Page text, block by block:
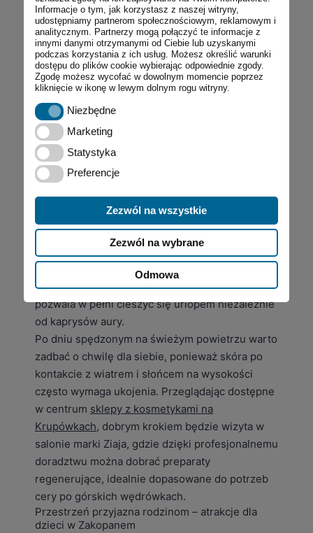
Informacje o tym, jak korzystasz z naszej witryny,
udostępniamy partnerom społecznościowym, reklamowym i
analitycznym. Partnerzy mogą połączyć te informacje z
innymi danymi otrzymanymi od Ciebie lub uzyskanymi
podczas korzystania z ich usług. Możesz określić warunki
dostępu do plików cookie wybierając odpowiednie zgody.
Zgodę możesz wycofać w dowolnym momencie poprzez
kliknięcie w ikonę w lewym dolnym rogu witryny.
Niezbędne
Niezbędne
MarketingMarketing
StatystykaStatystyka
Preferencje
Preferencje
Zezwól na wszystkie
Zezwól na wybrane
Odmowa
odpoczynek do przestrzeni, które gwarantują
spokój, ciepło i bogatą ofertę usługową.
Naturalnym wyborem dla osób ceniących jakość
jestCentrum Handlowe Krupówki 40–
nowoczesny obiekt, który pozwala na płynne
relaksu.
Zakupy w Zakopanem – odzież i pielęgnacja
Wizyta w centrum to doskonała okazja, by bez
pośpiechu uzupełnić garderobę o rzeczy, które
sprawdzą się zarówno na spacerach, jak i
podczas wieczornego wyjścia. Wybierając
sklepy odzieżowe w Zakopanem
warto zwrócić uwagę na marki łączące górską
funkcjonalność z miejskim szykiem.
Odpowiednio dobrany ubiór to nie tylko kwestia
estetyki, ale przede wszystkim wygody, która
pozwala w pełni cieszyć się urlopem niezależnie
od kaprysów aury.
Po dniu spędzonym na świeżym powietrzu warto
zadbać o chwilę dla siebie, ponieważ skóra po
kontakcie z wiatrem i słońcem na wysokości
często wymaga ukojenia. Przeglądając dostępne
w centrum sklepy z kosmetykami na
Krupówkach, dobrym krokiem będzie wizyta w
salonie marki Ziaja, gdzie dzięki profesjonalnemu
doradztwu można dobrać preparaty
regenerujące, idealnie dopasowane do potrzeb
cery po górskich wędrówkach.
Przestrzeń przyjazna rodzinom – atrakcje dla
dzieci w Zakopanem